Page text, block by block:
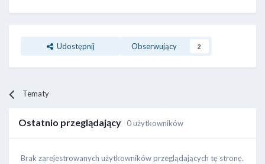
Udostępnij Obserwujący 2
Tematy
Ostatnio przeglądający 0 użytkowników
Brak zarejestrowanych użytkowników przeglądających tę stronę.